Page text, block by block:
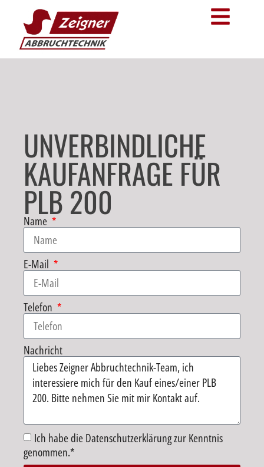
UNVERBINDLICHE
KAUFANFRAGE FÜR
PLB 200
Name
E-Mail
Telefon
Nachricht
Ich habe die Datenschutzerklärung zur Kenntnis
genommen.*